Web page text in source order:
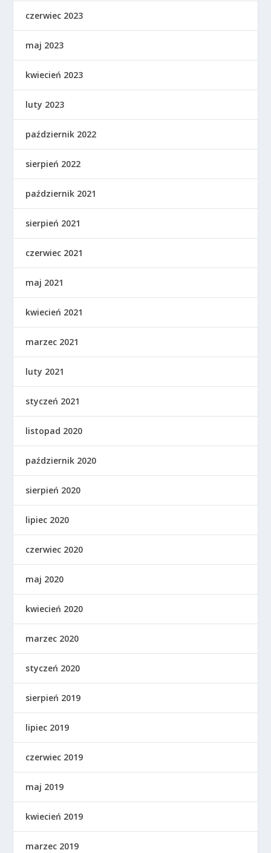
czerwiec 2023
maj 2023
kwiecień 2023
luty 2023
październik 2022
sierpień 2022
październik 2021
sierpień 2021
czerwiec 2021
maj 2021
kwiecień 2021
marzec 2021
luty 2021
styczeń 2021
listopad 2020
październik 2020
sierpień 2020
lipiec 2020
czerwiec 2020
maj 2020
kwiecień 2020
marzec 2020
styczeń 2020
sierpień 2019
lipiec 2019
czerwiec 2019
maj 2019
kwiecień 2019
marzec 2019